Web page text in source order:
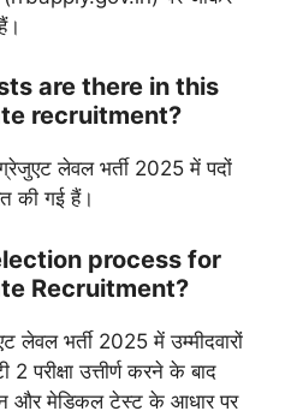
are there in this
recruitment?
लेवल भर्ती 2025 में पदों
की गई हैं।
process for
Recruitment?
लेवल भर्ती 2025 में उम्मीदवारों
परीक्षा उत्तीर्ण करने के बाद
और मेडिकल टेस्ट के आधार पर